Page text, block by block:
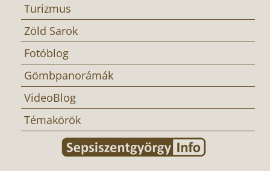
Turizmus
Zöld Sarok
Fotóblog
Gömbpanorámák
VideoBlog
Témakörök